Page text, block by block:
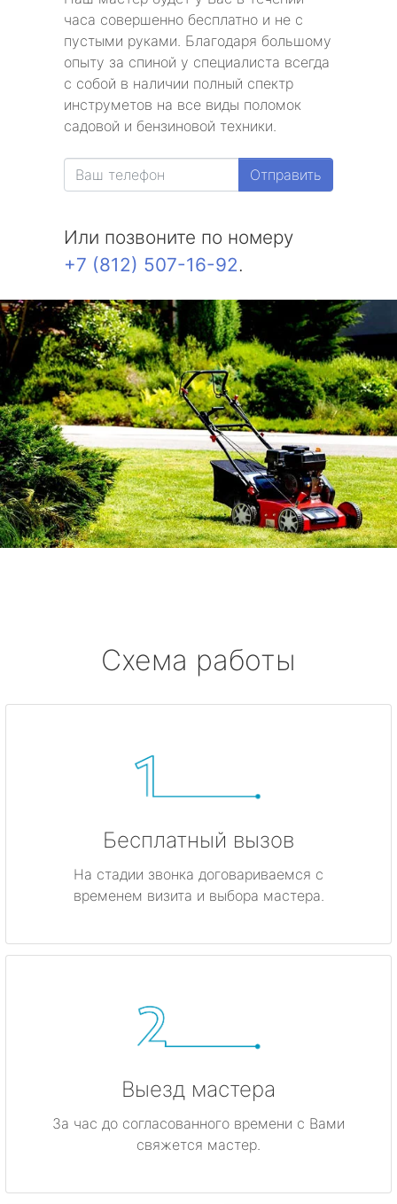
часа совершенно бесплатно и не с
пустыми руками. Благодаря большому
опыту за спиной у специалиста всегда
с собой в наличии полный спектр
инструметов на все виды поломок
садовой и бензиновой техники.
Отправить
Или позвоните по номеру
+7 (812) 507-16-92.
Схема работы
Бесплатный вызов
На стадии звонка договариваемся с
временем визита и выбора мастера.
Выезд мастера
За час до согласованного времени с Вами
свяжется мастер.